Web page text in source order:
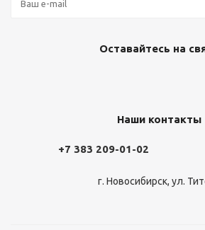
Оставайтесь на
Наши контакты
+7 383 209-01-02
г. Новосибирск, ул.